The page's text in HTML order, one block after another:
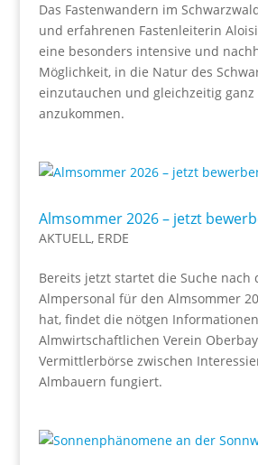
Das Fastenwandern im
und erfahrenen Fastenleiterin
eine besonders intensive und
Möglichkeit, in die Natur des
einzutauchen und gleichzeitig ganz
anzukommen.
Almsommer 2026 – jetzt
AKTUELL, ERDE
Bereits jetzt startet die Suche nach
Almpersonal für den Almsommer
hat, findet die nötgen
Almwirtschaftlichen Verein
Vermittlerbörse zwischen
Almbauern fungiert.